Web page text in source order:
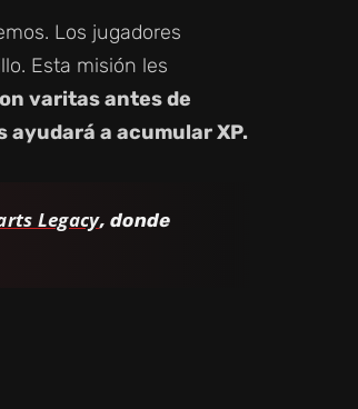
Los jugadores
Esta misión les
varitas antes de
ayudará a acumular XP.
Legacy, donde